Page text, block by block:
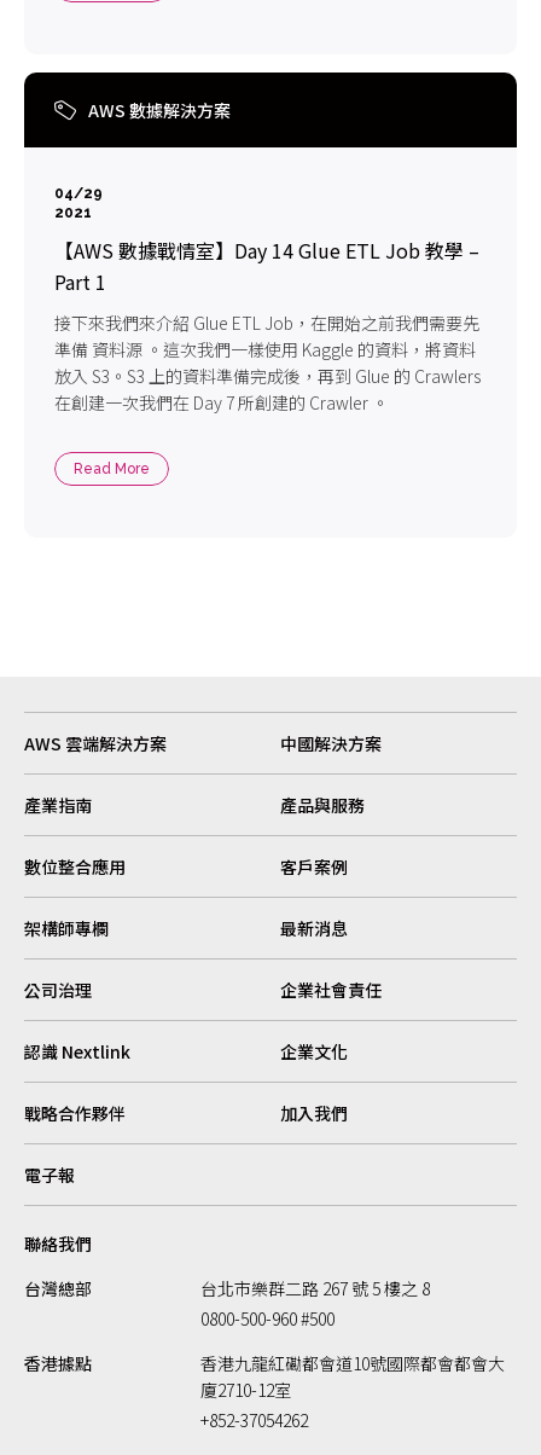
AWS 數據解決方案
04/29
2021
【AWS 數據戰情室】Day 14 Glue ETL Job 教學 –
Part 1
接下來我們來介紹 Glue ETL Job，在開始之前我們需要先
準備 資料源 。這次我們一樣使用 Kaggle 的資料，將資料
放入 S3。S3 上的資料準備完成後，再到 Glue 的 Crawlers
在創建一次我們在 Day 7 所創建的 Crawler 。
Read More
AWS 雲端解決方案 中國解決方案
產業指南 產品與服務
數位整合應用 客戶案例
架構師專欄 最新消息
公司治理 企業社會責任
認識 Nextlink 企業文化
戰略合作夥伴 加入我們
電子報
聯絡我們
台灣總部
台北市樂群二路 267 號 5 樓之 8
0800-500-960 #500
香港據點
香港九龍紅磡都會道10號國際都會都會大
廈2710-12室
+852-37054262